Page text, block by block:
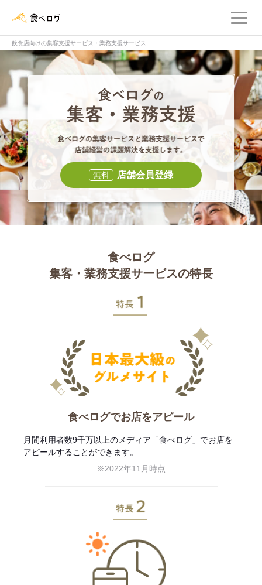
飲食店向けの集客支援サービス・業務支援サービス
食べログの集客
食べログの集
無料 店舗会員登録
食べログ
集客・業務支援サービスの特長
食べログでお店をアピール
月間利用者数9千万以上のメディア「食べログ」でお店を
アピールすることができます。
※2022年11月時点